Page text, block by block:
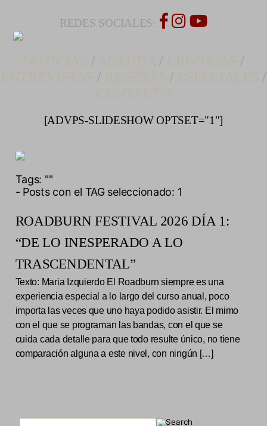
REDES SOCIALES:
/ /
/
/ /
/
[ADVPS-SLIDESHOW OPTSET="1"]
Tags: ""
- Posts con el TAG seleccionado: 1
ROADBURN FESTIVAL 2026 DÍA 1:
“DE LO INESPERADO A LO
TRASCENDENTAL”
Texto: Maria Izquierdo El Roadburn siempre es una
experiencia especial a lo largo del curso anual, poco
importa las veces que uno haya podido asistir. El mimo
con el que se programan las bandas, con el que se
cuida cada detalle para que todo resulte único, no tiene
comparación alguna a este nivel, con ningún […]